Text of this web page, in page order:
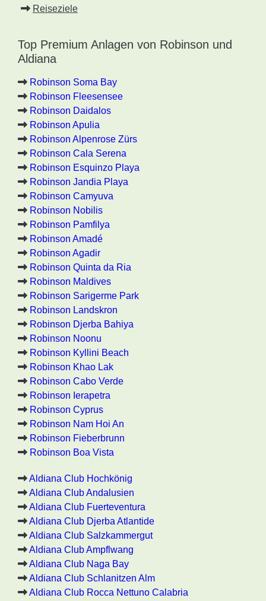
Reiseziele
Top Premium Anlagen von Robinson und
Aldiana
Robinson Soma Bay
Robinson Fleesensee
Robinson Daidalos
Robinson Apulia
Robinson Alpenrose Zürs
Robinson Cala Serena
Robinson Esquinzo Playa
Robinson Jandia Playa
Robinson Camyuva
Robinson Nobilis
Robinson Pamfilya
Robinson Amadé
Robinson Agadir
Robinson Quinta da Ria
Robinson Maldives
Robinson Sarigerme Park
Robinson Landskron
Robinson Djerba Bahiya
Robinson Noonu
Robinson Kyllini Beach
Robinson Khao Lak
Robinson Cabo Verde
Robinson Ierapetra
Robinson Cyprus
Robinson Nam Hoi An
Robinson Fieberbrunn
Robinson Boa Vista
Aldiana Club Hochkönig
Aldiana Club Andalusien
Aldiana Club Fuerteventura
Aldiana Club Djerba Atlantide
Aldiana Club Salzkammergut
Aldiana Club Ampflwang
Aldiana Club Naga Bay
Aldiana Club Schlanitzen Alm
Aldiana Club Rocca Nettuno Calabria